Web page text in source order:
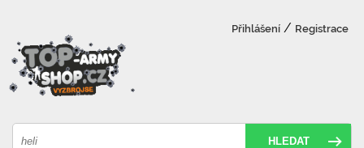
Přihlášení / Registrace
HLEDAT